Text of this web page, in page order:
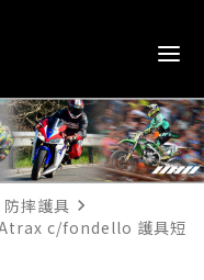
防摔護具 navigate_next
c/fondello 護具短